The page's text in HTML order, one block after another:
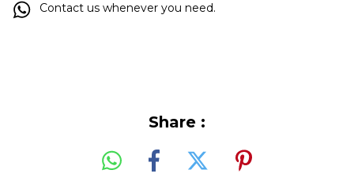
Contact us whenever you need.
Share :